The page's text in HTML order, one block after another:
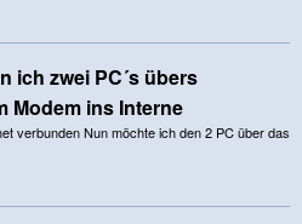
ich zwei PC´s übers
Modem ins Interne
verbunden Nun möchte ich den 2 PC über das